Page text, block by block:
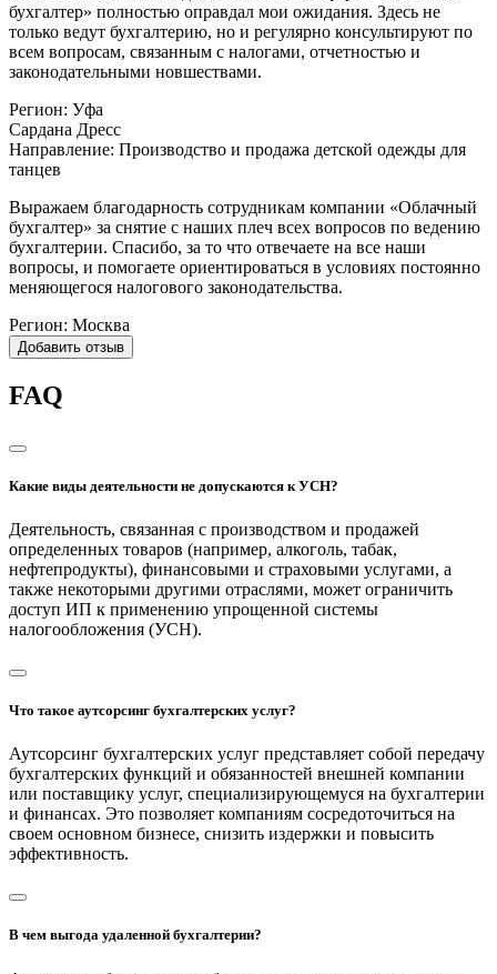
бухгалтер» полностью оправдал мои ожидания. Здесь не
только ведут бухгалтерию, но и регулярно консультируют по
всем вопросам, связанным с налогами, отчетностью и
законодательными новшествами.
Регион: Уфа
Сардана Дресс
Направление: Производство и продажа детской одежды для
танцев
Выражаем благодарность сотрудникам компании «Облачный
бухгалтер» за снятие с наших плеч всех вопросов по ведению
бухгалтерии. Спасибо, за то что отвечаете на все наши
вопросы, и помогаете ориентироваться в условиях постоянно
меняющегося налогового законодательства.
Регион: Москва
Добавить отзыв
FAQ
Какие виды деятельности не допускаются к УСН?
Деятельность, связанная с производством и продажей
определенных товаров (например, алкоголь, табак,
нефтепродукты), финансовыми и страховыми услугами, а
также некоторыми другими отраслями, может ограничить
доступ ИП к применению упрощенной системы
налогообложения (УСН).
Что такое аутсорсинг бухгалтерских услуг?
Аутсорсинг бухгалтерских услуг представляет собой передачу
бухгалтерских функций и обязанностей внешней компании
или поставщику услуг, специализирующемуся на бухгалтерии
и финансах. Это позволяет компаниям сосредоточиться на
своем основном бизнесе, снизить издержки и повысить
эффективность.
В чем выгода удаленной бухгалтерии?